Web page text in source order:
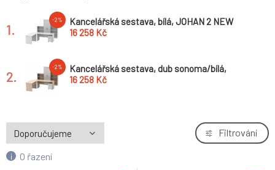
1.
-2%
Kancelářská sestava, bílá, JOHAN 2 NEW
16 258 Kč
2.
-2%
Kancelářská sestava, dub sonoma/bílá,
JOHAN 2 NEW
16 258 Kč
O řazení
Filtrování